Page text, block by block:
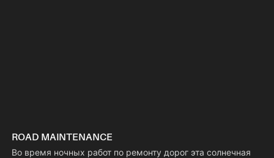
ROAD MAINTENANCE
Во время ночных работ по ремонту дорог эта солнечная